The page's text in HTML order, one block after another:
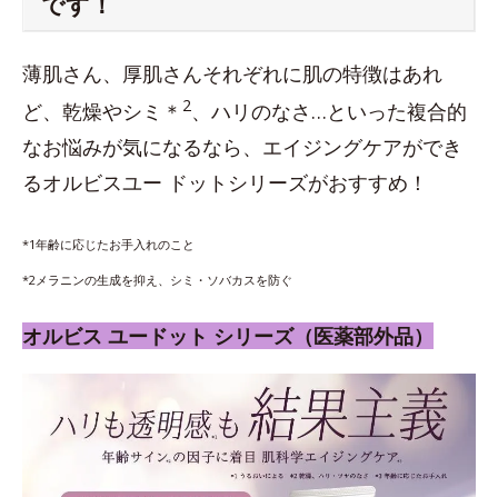
薄肌さん、厚肌さんそれぞれに肌の特徴はあれ
ど、乾燥やシミ＊ 2、ハリのなさ…といった複合的
なお悩みが気になるなら、エイジングケアができ
るオルビスユー ドットシリーズがおすすめ！
*1年齢に応じたお手入れのこと
*2メラニンの生成を抑え、シミ・ソバカスを防ぐ
オルビス ユードット シリーズ（医薬部外品）